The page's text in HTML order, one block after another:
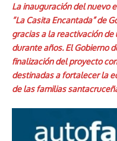
La inauguración del nuevo
“La Casita Encantada” de
gracias a la reactivación
durante años. El Gobierno
finalización del proyecto
destinadas a fortalecer la
de las familias